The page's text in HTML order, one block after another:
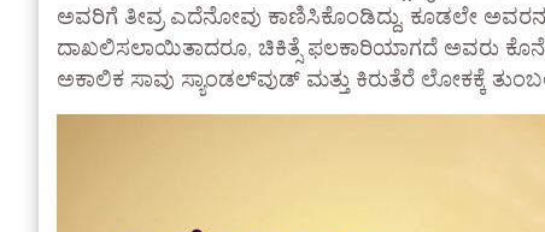
ಅವರಿಗೆ ತೀವ್ರ ಎದೆನೋವು ಕಾಣಿಸಿಕೊಂಡಿದ್ದು, ಕೂಡಲೇ
ದಾಖಲಿಸಲಾಯಿತಾದರೂ, ಚಿಕಿತ್ಸೆ ಫಲಕಾರಿಯಾಗದೆ ಅವರು
ಅಕಾಲಿಕ ಸಾವು ಸ್ಯಾಂಡಲ್‌ವುಡ್ ಮತ್ತು ಕಿರುತೆರೆ ಲೋಕಕ್ಕೆ